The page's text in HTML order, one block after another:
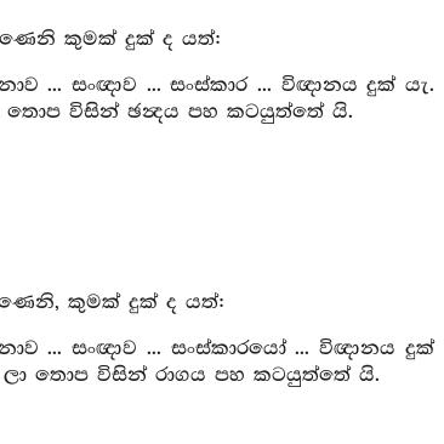
කුමක් දුක් ද යත්:
සංඥාව ... සංස්කාර ... විඥානය දුක් යැ.
විසින් ඡන්‍දය පහ කටයුත්තේ යි.
කුමක් දුක් ද යත්:
... සංඥාව ... සංස්කාරයෝ ... විඥානය දුක්
තොප විසින් රාගය පහ කටයුත්තේ යි.